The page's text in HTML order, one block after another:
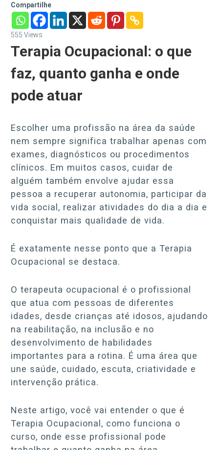
Compartilhe
555 Views
Terapia Ocupacional: o que
faz, quanto ganha e onde
pode atuar
Escolher uma profissão na área da saúde
nem sempre significa trabalhar apenas com
exames, diagnósticos ou procedimentos
clínicos. Em muitos casos, cuidar de
alguém também envolve ajudar essa
pessoa a recuperar autonomia, participar da
vida social, realizar atividades do dia a dia e
conquistar mais qualidade de vida.
É exatamente nesse ponto que a Terapia
Ocupacional se destaca.
O terapeuta ocupacional é o profissional
que atua com pessoas de diferentes
idades, desde crianças até idosos, ajudando
na reabilitação, na inclusão e no
desenvolvimento de habilidades
importantes para a rotina. É uma área que
une saúde, cuidado, escuta, criatividade e
intervenção prática.
Neste artigo, você vai entender o que é
Terapia Ocupacional, como funciona o
curso, onde esse profissional pode